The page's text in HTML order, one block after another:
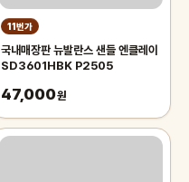
11번가
국내매장판 뉴발란스 샌들 엔클레이
SD3601HBK P2505
47,000원